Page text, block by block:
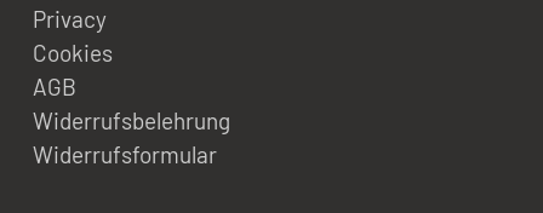
Privacy
Cookies
AGB
Widerrufsbelehrung
Widerrufsformular